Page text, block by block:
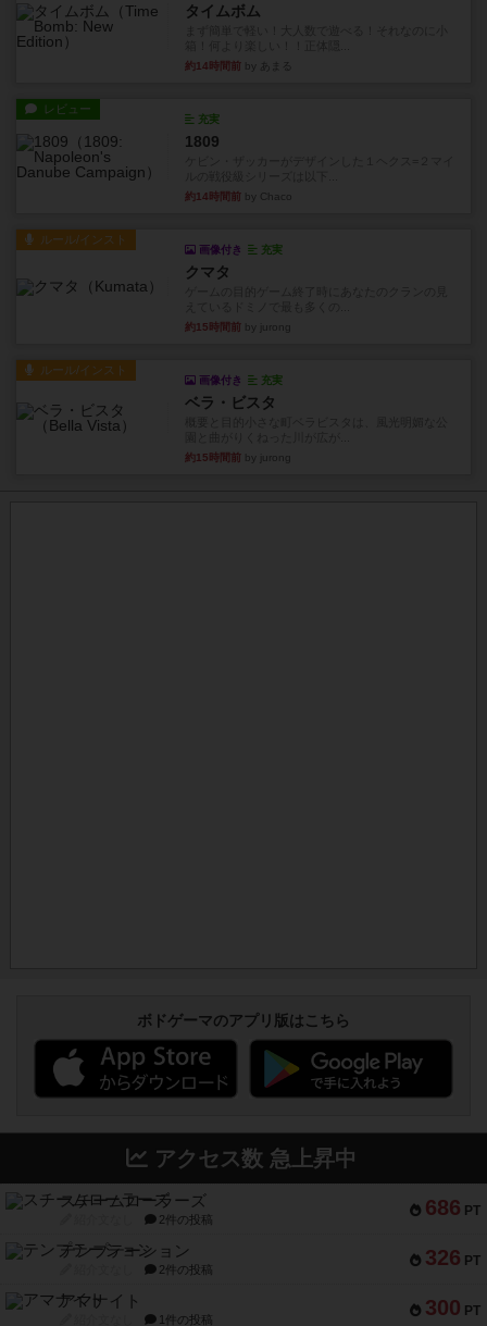
タイムボム
約14時間前 by あまる
レビュー
充実
1809
約14時間前 by Chaco
ルール/インスト
画像付き 充実
クマタ
約15時間前 by jurong
ルール/インスト
画像付き 充実
ベラ・ビスタ
約15時間前 by jurong
ボドゲーマのアプリ版はこちら
アクセス数 急上昇中
686 PT
スチームローラーズ
2件の投稿
326 PT
テンプテーション
2件の投稿
300 PT
アマナイト
1件の投稿